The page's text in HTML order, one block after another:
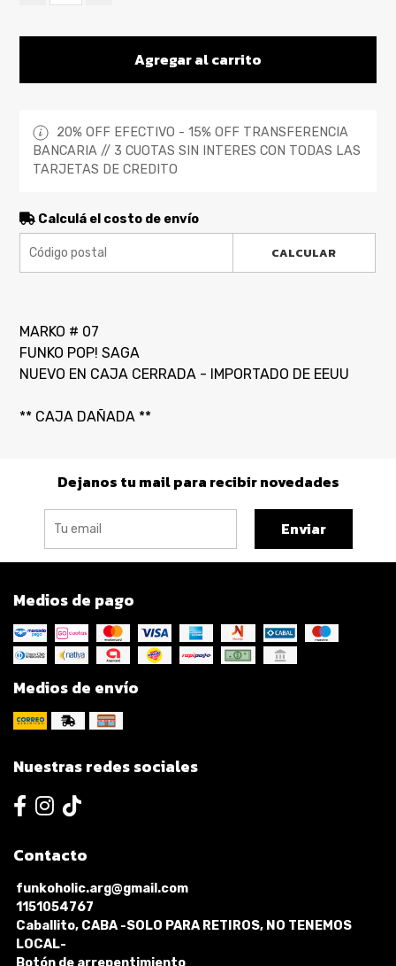
Agregar al carrito
20% OFF EFECTIVO - 15% OFF TRANSFERENCIA
BANCARIA // 3 CUOTAS SIN INTERES CON TODAS LAS
TARJETAS DE CREDITO
Calculá el costo de envío
CALCULAR
MARKO # 07
FUNKO POP! SAGA
NUEVO EN CAJA CERRADA - IMPORTADO DE EEUU
** CAJA DAÑADA **
Dejanos tu mail para recibir novedades
Enviar
Medios de pago
Medios de envío
Nuestras redes sociales
Contacto
funkoholic.arg@gmail.com
1151054767
Caballito, CABA -SOLO PARA RETIROS, NO TENEMOS
LOCAL-